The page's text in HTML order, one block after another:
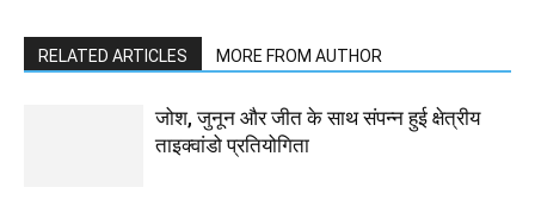
RELATED ARTICLES MORE FROM AUTHOR
जोश, जुनून और जीत के साथ संपन्न हुई क्षेत्रीय
ताइक्वांडो प्रतियोगिता